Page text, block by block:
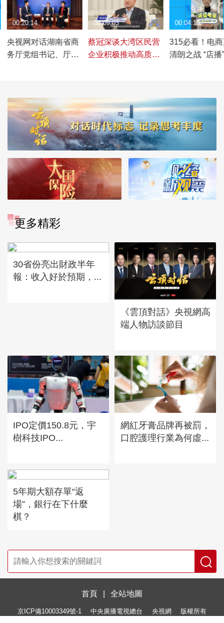
央视网对话湖南省商
务厅党组书记、厅长
00:20:14
蔡冠深谈大湾区民营
企业积极推动高质量
00:09:03
315必看！电
清朗之战 “店播
00:04:19
更多精彩
30省份亮出財政半年
報：收入好於預期，...
《雲頂對話》央視網高
端人物訪談節目
IPO定價150.8元，宇
樹科技IPO...
網紅牙膏品牌再被罰，
口腔護理行業為何虛...
5年期大額存單“返
場”，銀行在下什麼
棋？
首頁 全站地圖
京ICP備10003349號-1 中央廣播電視總台 央視網 版權所有